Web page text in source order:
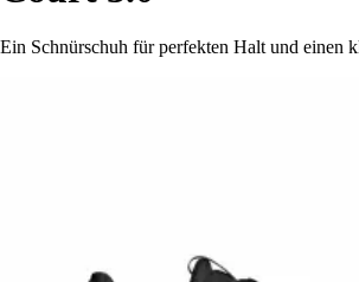
Ein Schnürschuh für perfekten Halt und einen